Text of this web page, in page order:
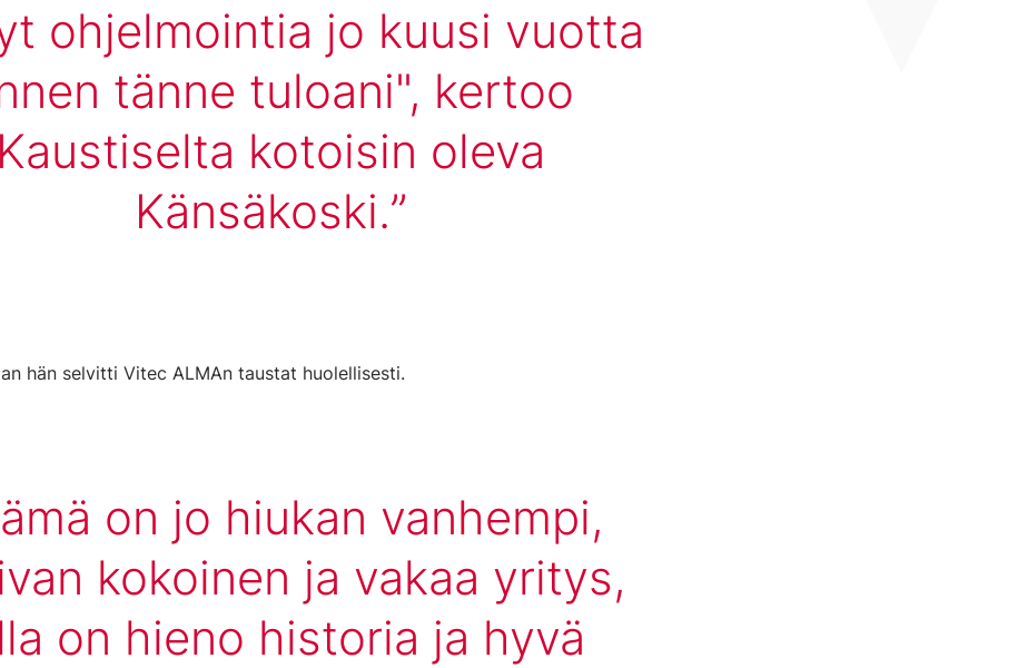
ohjelmointia jo kuusi vuotta
tänne tuloani", kertoo
Kaustiselta kotoisin oleva
Känsäkoski.
hän selvitti Vitec ALMAn taustat huolellisesti.
on jo hiukan vanhempi,
kokoinen ja vakaa yritys,
on hieno historia ja hyvä